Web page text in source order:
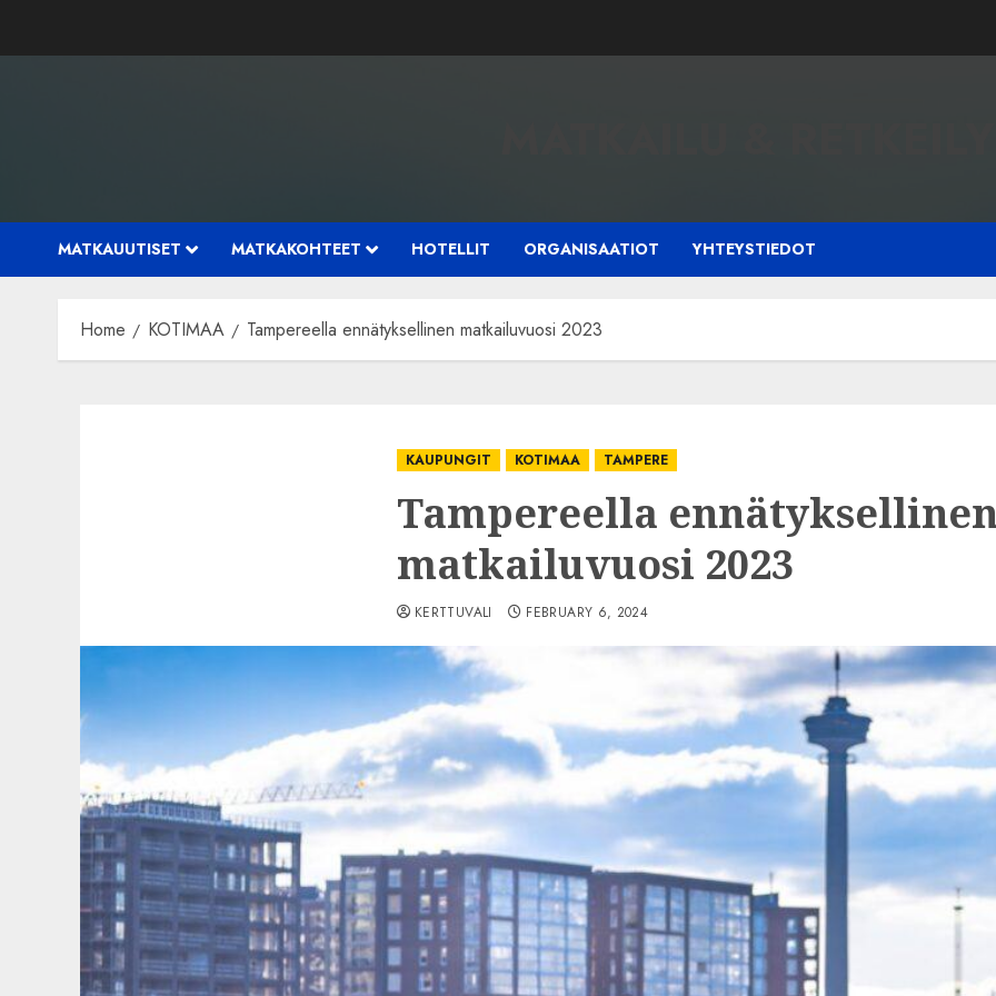
MATKAUUTISET MATKAKOHTEET HOTELLIT ORGANISAATIOT YHTEYSTIEDOT
Home KOTIMAA Tampereella ennätyksellinen matkailuvuosi 2023
KAUPUNGIT KOTIMAA TAMPERE
Tampereella
matkailuvuosi 2023
KERTTUVALI FEBRUARY 6, 2024